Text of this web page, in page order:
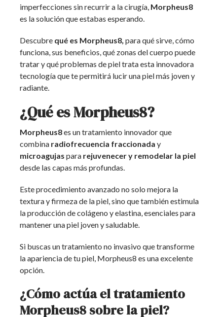
imperfecciones sin recurrir a la cirugía, Morpheus8
es la solución que estabas esperando.
Descubre qué es Morpheus8, para qué sirve, cómo
funciona, sus beneficios, qué zonas del cuerpo puede
tratar y qué problemas de piel trata esta innovadora
tecnología que te permitirá lucir una piel más joven y
radiante.
¿Qué es Morpheus8?
Morpheus8es un tratamiento innovador que
combina radiofrecuencia fraccionada y
microagujas para rejuvenecer y remodelar la piel
desde las capas más profundas.
Este procedimiento avanzado no solo mejora la
textura y firmeza de la piel, sino que también estimula
la producción de colágeno y elastina, esenciales para
mantener una piel joven y saludable.
Si buscas un tratamiento no invasivo que transforme
la apariencia de tu piel, Morpheus8 es una excelente
opción.
¿Cómo actúa el tratamiento
Morpheus8 sobre la piel?